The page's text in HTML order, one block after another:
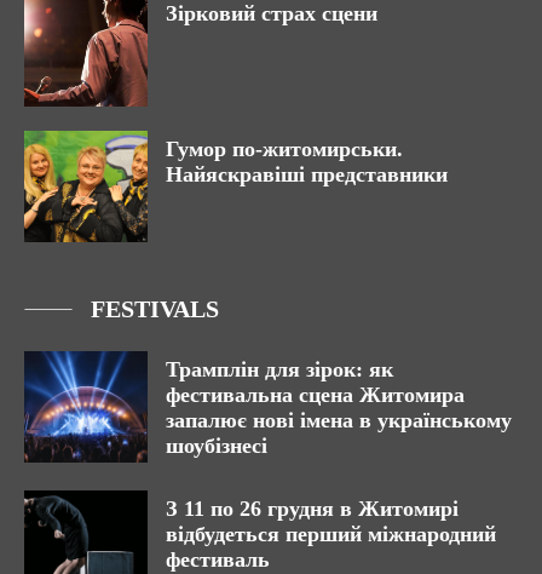
Зірковий страх сцени
Гумор по-житомирськи.
Найяскравіші представники
FESTIVALS
Трамплін для зірок: як
фестивальна сцена Житомира
запалює нові імена в українському
шоубізнесі
З 11 по 26 грудня в Житомирі
відбудеться перший міжнародний
фестиваль